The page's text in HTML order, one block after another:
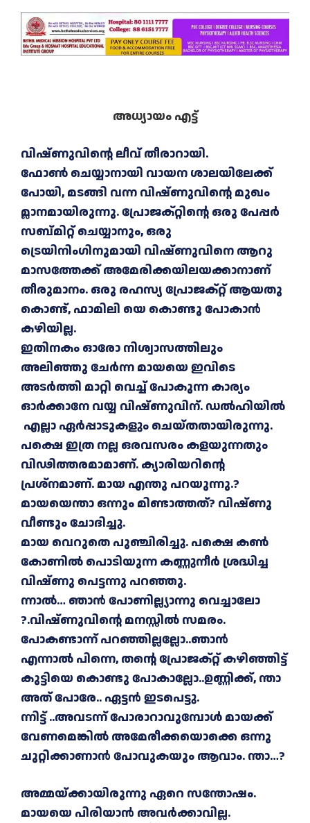
അധ്യായം എട്ട്
വിഷ്ണുവിന്റെ ലീവ് തീരാറായി.
ഫോൺ ചെയ്യാനായി വായന ശാലയിലേക്ക്
പോയി, മടങ്ങി വന്ന വിഷ്ണുവിന്റെ മുഖം
മ്ലാനമായിരുന്നു. പ്രോജക്റ്റിന്റെ ഒരു പേപ്പർ
സബ്മിറ്റ് ചെയ്യാനും, ഒരു
ട്രെയിനിംഗിനുമായി വിഷ്ണുവിനെ ആറു
മാസത്തേക്ക് അമേരിക്കയിലയക്കാനാണ്
തീരുമാനം. ഒരു രഹസ്യ പ്രോജക്റ്റ് ആയതു
കൊണ്ട്, ഫാമിലി യെ കൊണ്ടു പോകാൻ
കഴിയില്ല.
ഇതിനകം ഓരോ നിശ്വാസത്തിലും
അലിഞ്ഞു ചേർന്ന മായയെ ഇവിടെ
അടർത്തി മാറ്റി വെച്ച് പോകുന്ന കാര്യം
ഓർക്കാനേ വയ്യ വിഷ്ണുവിന്‌. ഡൽഹിയിൽ
എല്ലാ ഏർപ്പാടുകളും ചെയ്തതായിരുന്നു.
പക്ഷെ ഇത്ര നല്ല ഒരവസരം കളയുന്നതും
വിഢിത്തരമാമാണ്. ക്യാരിയറിന്റെ
പ്രശ്നമാണ്. മായ എന്തു പറയുന്നു.?
മായയെന്താ ഒന്നും മിണ്ടാത്തത്? വിഷ്ണു
വീണ്ടും ചോദിച്ചു.
മായ വെറുതെ പുഞ്ചിരിച്ചു. പക്ഷെ കൺ
കോണിൽ പൊടിയുന്ന കണ്ണുനീർ ശ്രദ്ധിച്ച
വിഷ്ണു പെട്ടന്നു പറഞ്ഞു.
ന്നാൽ… ഞാൻ പോണില്ല്യാന്നു വെച്ചാലോ
?.വിഷ്ണുവിന്റെ മനസ്സിൽ സമരം.
പോകണ്ടാന്ന് പറഞ്ഞില്ലല്ലോ..ഞാൻ
എന്നാൽ പിന്നെ, തന്റെ പ്രോജക്റ്റ് കഴിഞ്ഞിട്ട്
കുട്ടിയെ കൊണ്ടു പോകാല്ലോ..ഉണ്ണിക്ക്, ന്താ
അത് പോരേ.. ഏട്ടൻ ഇടപെട്ടു.
ന്നിട്ട് ..അവടന്ന് പോരാറാവുമ്പോൾ മായക്ക്
വേണമെങ്കിൽ അമേരീക്കയൊക്കെ ഒന്നു
ചുറ്റിക്കാണാൻ പോവുകയും ആവാം. ന്താ…?
അമ്മയ്ക്കായിരുന്നു ഏറെ സന്തോഷം.
മായയെ പിരിയാൻ അവർക്കാവില്ല.